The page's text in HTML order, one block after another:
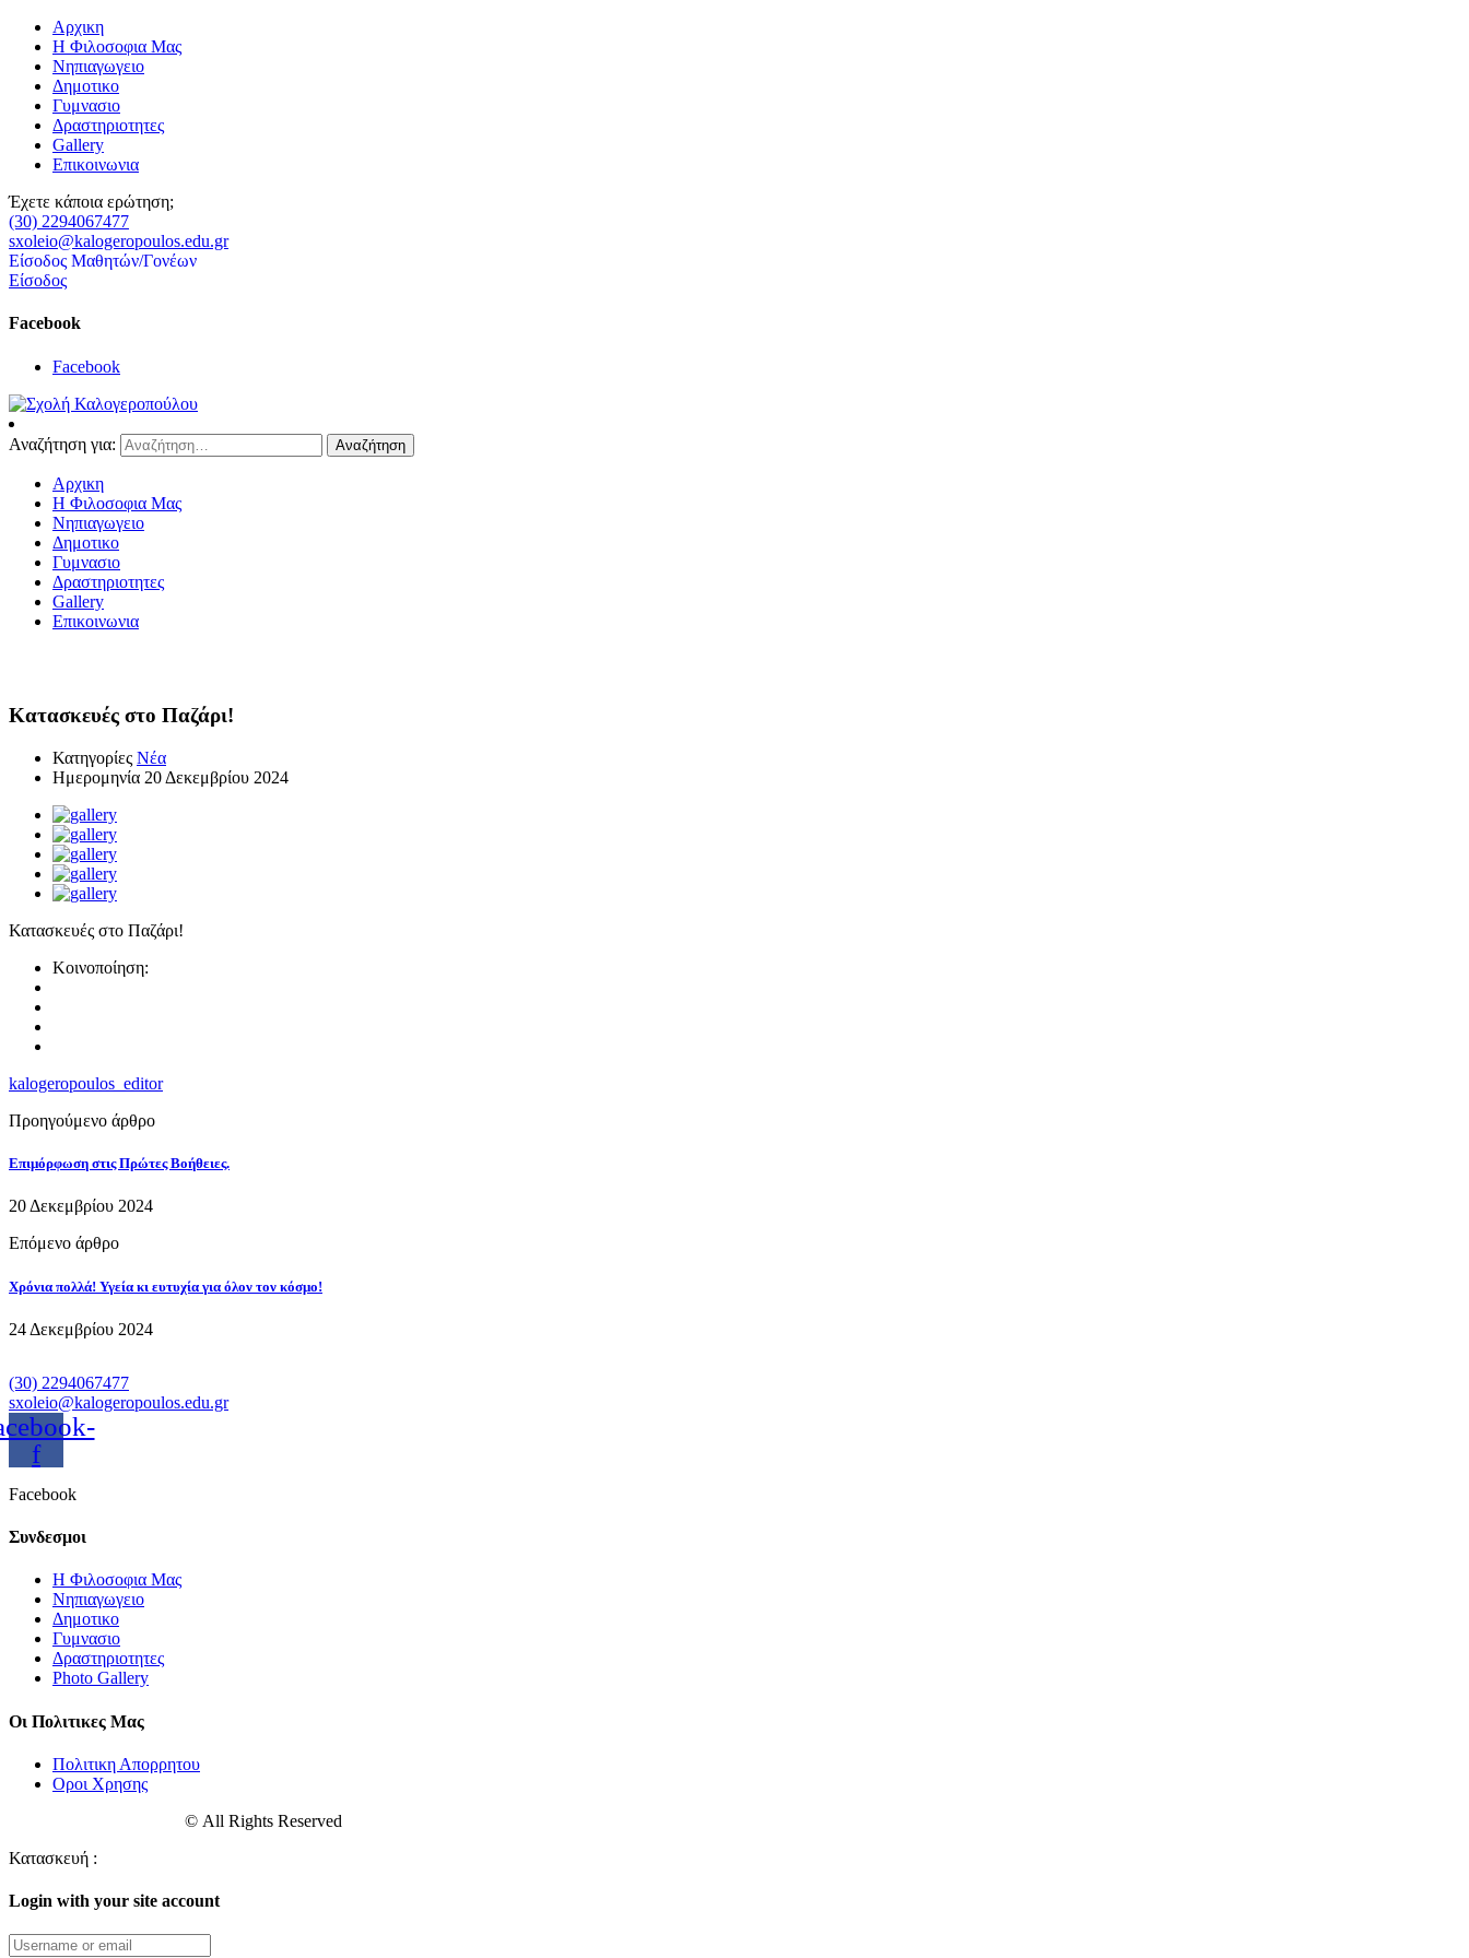
Αρχικη
Η Φιλοσοφια Μας
Νηπιαγωγειο
Δημοτικο
Γυμνασιο
Δραστηριοτητες
Gallery
Επικοινωνια
Έχετε κάποια ερώτηση;
(30) 2294067477
sxoleio@kalogeropoulos.edu.gr
Είσοδος Μαθητών/Γονέων
Είσοδος
Facebook
Facebook
Αναζήτηση για:
Αρχικη
Η Φιλοσοφια Μας
Νηπιαγωγειο
Δημοτικο
Γυμνασιο
Δραστηριοτητες
Gallery
Επικοινωνια
Κατασκευές στο Παζάρι!
Κατηγορίες Νέα
Ημερομηνία 20 Δεκεμβρίου 2024
Κατασκευές στο Παζάρι!
Κοινοποίηση:
kalogeropoulos_editor
Προηγούμενο άρθρο
Επιμόρφωση στις Πρώτες Βοήθειες.
20 Δεκεμβρίου 2024
Επόμενο άρθρο
Χρόνια πολλά! Υγεία κι ευτυχία για όλον τον κόσμο!
24 Δεκεμβρίου 2024
(30) 2294067477
sxoleio@kalogeropoulos.edu.gr
f
Facebook
Συνδεσμοι
Η Φιλοσοφια Μας
Νηπιαγωγειο
Δημοτικο
Γυμνασιο
Δραστηριοτητες
Photo Gallery
Οι Πολιτικες Μας
Πολιτικη Απορρητου
Οροι Χρησης
© All Rights Reserved
Κατασκευή :
Login with your site account